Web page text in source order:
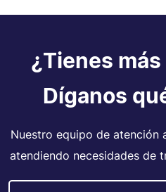
¿Tienes
Díganos
Nuestro equipo de atención
atendiendo necesidades de